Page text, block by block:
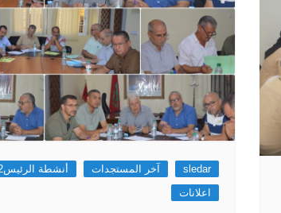
sledar آخر المستجدات
أنشطة الرئيس2
اعلانات